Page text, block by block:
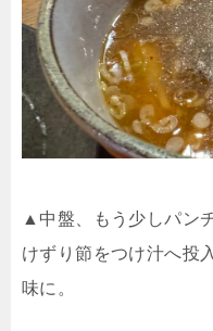
▲中盤、もう少しパン
けずり節をつけ汁へ投
味に。